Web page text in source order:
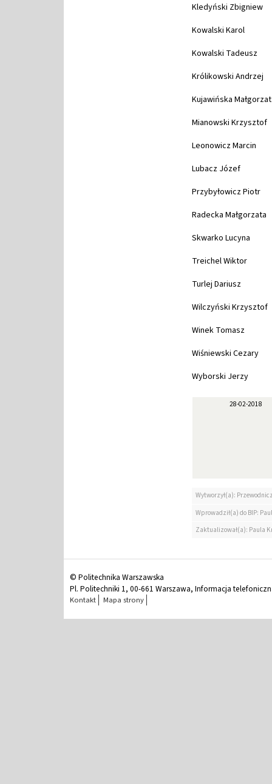
Kledyński Zbigniew
Kowalski Karol
Kowalski Tadeusz
Królikowski Andrzej
Kujawińska
Mianowski Krzysztof
Leonowicz Marcin
Lubacz Józef
Przybyłowicz Piotr
Radecka Małgorzata
Skwarko Lucyna
Treichel Wiktor
Turlej Dariusz
Wilczyński Krzysztof
Winek Tomasz
Wiśniewski Cezary
Wyborski Jerzy
28-02-2018
Wytworzył(a):
Wprowadził(a) do BIP:
Zaktualizował(a): Paula
© Politechnika Warszawska
Pl. Politechniki 1, 00-661 Warszawa, Informacja
Kontakt Mapa strony